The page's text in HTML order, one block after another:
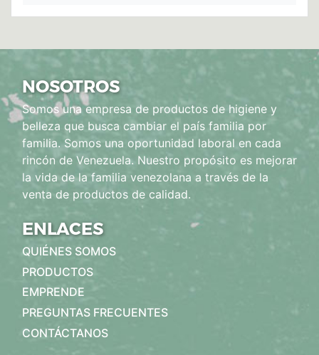
NOSOTROS
Somos una empresa de productos de higiene y
belleza que busca cambiar el país familia por
familia. Somos una oportunidad laboral en cada
rincón de Venezuela. Nuestro propósito es mejorar
la vida de la familia venezolana a través de la
venta de productos de calidad.
ENLACES
QUIÉNES SOMOS
PRODUCTOS
EMPRENDE
PREGUNTAS FRECUENTES
CONTÁCTANOS